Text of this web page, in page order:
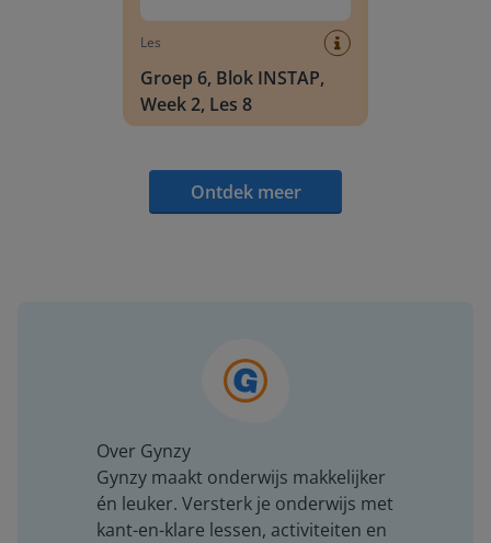
Les
Groep 6, Blok INSTAP,
Week 2, Les 8
Ontdek meer
Over Gynzy
Gynzy maakt onderwijs makkelijker
én leuker. Versterk je onderwijs met
kant-en-klare lessen, activiteiten en